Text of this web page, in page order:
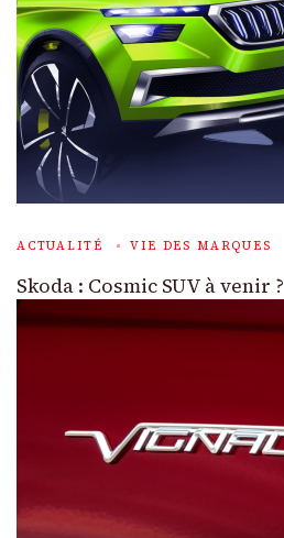
ACTUALITÉ VIE DES MARQUES
Skoda : Cosmic SUV à venir ?